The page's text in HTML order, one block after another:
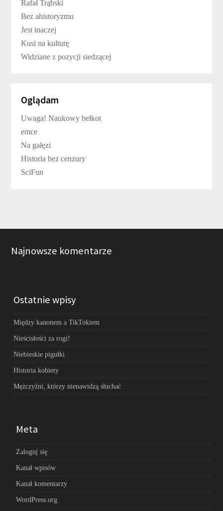
Rafał Trąbski
Bez ahistoryzmu
Jest inaczej
Kusi na kulturę
Widziane z pozycji siedzącej
Oglądam
Uwaga! Naukowy bełkot
emce
Na gałęzi
Historia bez cenzury
SciFun
Najnowsze komentarze
Ostatnie wpisy
Między kanonem a TikTokiem
Nieścisłości za rogi!
Niebieskie pigułki
Historia kobiety
Mężczyźni, którzy nienawidzą słuchać
Meta
Zaloguj się
Kanał wpisów
Kanał komentarzy
WordPress.org